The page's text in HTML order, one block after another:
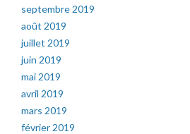
septembre 2019
août 2019
juillet 2019
juin 2019
mai 2019
avril 2019
mars 2019
février 2019